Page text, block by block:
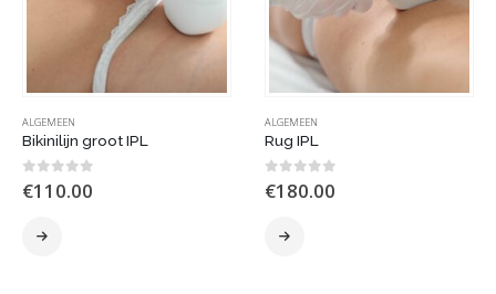
ALGEMEEN
Bikinilijn groot IPL
0out of 5
€110.00
ALGEMEEN
Rug IPL
0out of 5
€180.00